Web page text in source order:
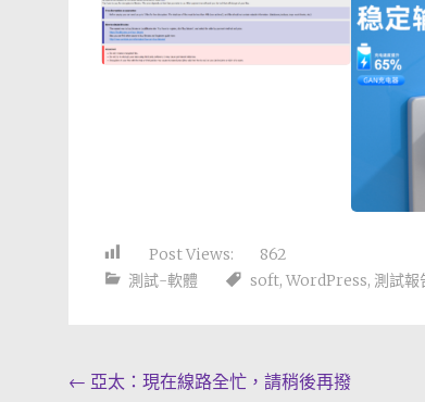
Post Views:
862
測試-軟體
soft, WordPress, 測試報
Post
← 亞太：現在線路全忙，請稍後再撥